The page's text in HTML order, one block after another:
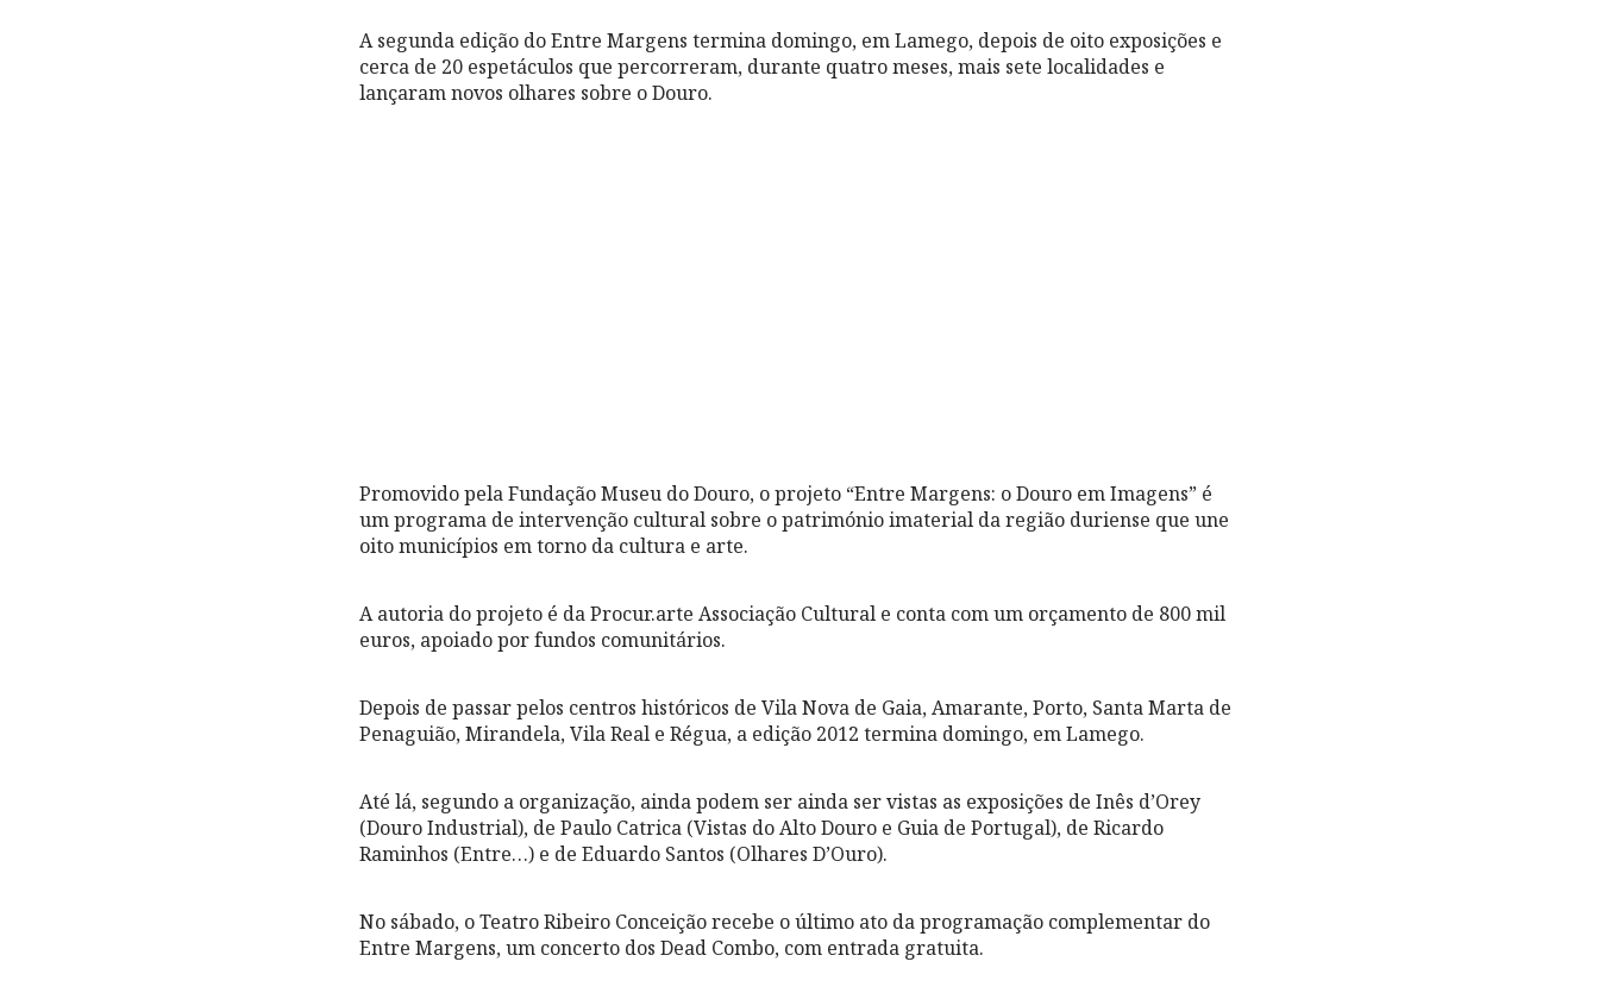
A segunda edição do Entre Margens termina domingo, em Lamego, depois de oito exposições e
cerca de 20 espetáculos que percorreram, durante quatro meses, mais sete localidades e
lançaram novos olhares sobre o Douro.
Promovido pela Fundação Museu do Douro, o projeto “Entre Margens: o Douro em Imagens” é
um programa de intervenção cultural sobre o património imaterial da região duriense que une
oito municípios em torno da cultura e arte.
A autoria do projeto é da Procur.arte Associação Cultural e conta com um orçamento de 800 mil
euros, apoiado por fundos comunitários.
Depois de passar pelos centros históricos de Vila Nova de Gaia, Amarante, Porto, Santa Marta de
Penaguião, Mirandela, Vila Real e Régua, a edição 2012 termina domingo, em Lamego.
Até lá, segundo a organização, ainda podem ser ainda ser vistas as exposições de Inês d’Orey
(Douro Industrial), de Paulo Catrica (Vistas do Alto Douro e Guia de Portugal), de Ricardo
Raminhos (Entre…) e de Eduardo Santos (Olhares D’Ouro).
No sábado, o Teatro Ribeiro Conceição recebe o último ato da programação complementar do
Entre Margens, um concerto dos Dead Combo, com entrada gratuita.